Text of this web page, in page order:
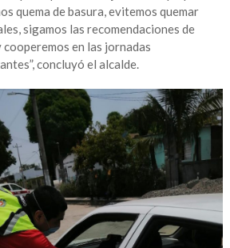
quema de basura, evitemos quemar
sigamos las recomendaciones de
cooperemos en las jornadas
concluyó el alcalde.